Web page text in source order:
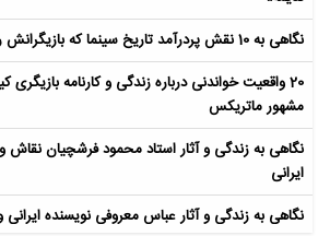
نگاهی به 10 نقش پردرآمد تاریخ سینما که بازیگرانش را میلیونر کرد
20 واقعیت خواندنی درباره زندگی و کارنامه بازیگری
مشهور ماتریکس
نگاهی به زندگی و آثار استاد محمود فرشچیان نقاش
ایرانی
نگاهی به زندگی و آثار عباس معروفی نویسنده